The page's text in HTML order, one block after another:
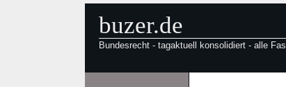
buzer.de
Bundesrecht - tagaktuell konsolidiert - alle